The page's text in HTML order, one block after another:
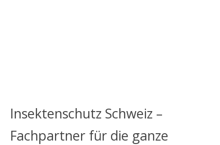
Insektenschutz Schweiz –
Fachpartner für die ganze